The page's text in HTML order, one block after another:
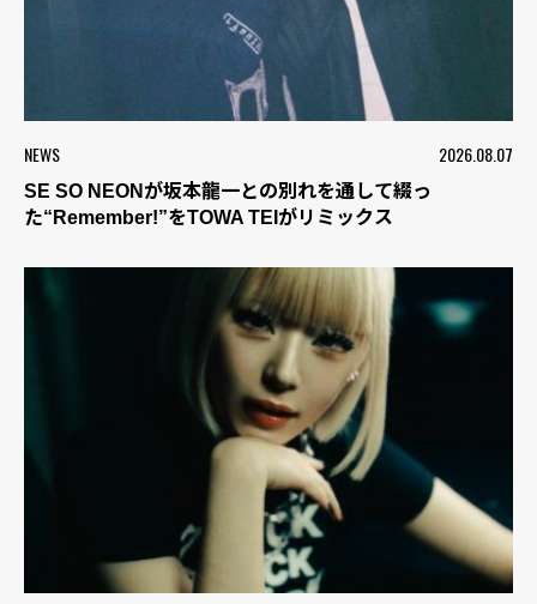
NEWS 2026.08.07
SE SO NEONが坂本龍一との別れを通して綴っ
た“Remember!”をTOWA TEIがリミックス